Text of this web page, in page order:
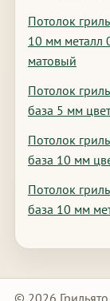
Потолок
10 мм металл
матовый
Потолок
база 5 мм
Потолок
база 10 мм
Потолок
база 10 мм
© 2026